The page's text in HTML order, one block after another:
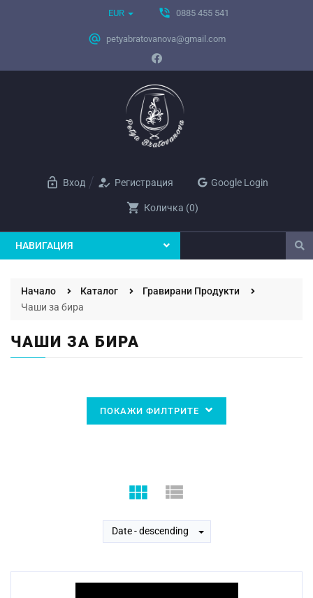
EUR phone_in_talk 0885 455 541
alternate_email petyabratovanova@gmail.com
lock_open Вход how_to_reg Регистрация Google Login
shopping_cart Количка (0)
НАВИГАЦИЯ
Начало Каталог
Гравирани Продукти
Чаши за бира
ЧАШИ ЗА БИРА
ПОКАЖИ ФИЛТРИТЕ
Date - descending